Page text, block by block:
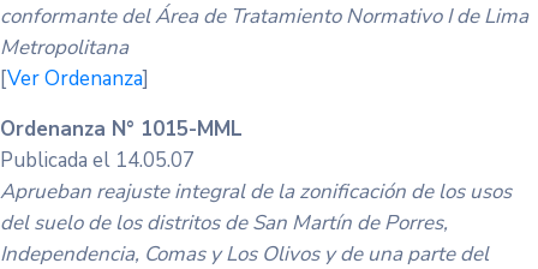
conformante del Área de Tratamiento Normativo I de Lima
Metropolitana
[Ver Ordenanza]
Ordenanza N° 1015-MML
Publicada el 14.05.07
Aprueban reajuste integral de la zonificación de los usos
del suelo de los distritos de San Martín de Porres,
Independencia, Comas y Los Olivos y de una parte del